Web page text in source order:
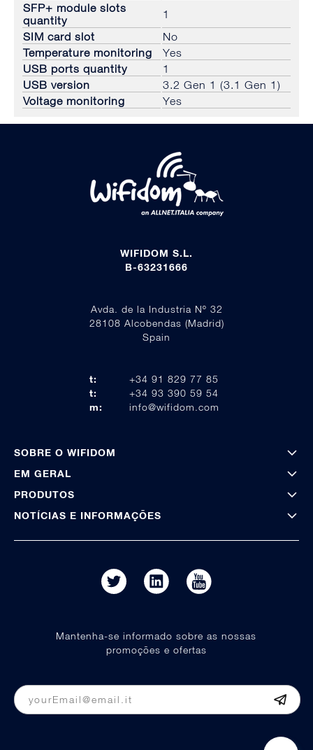
SFP+ module slots
quantity
1
SIM card slot
No
Temperature monitoring
Yes
USB ports quantity
1
USB version
3.2 Gen 1 (3.1 Gen 1)
Voltage monitoring
Yes
WIFIDOM S.L.
B-63231666
Avda. de la Industria Nº 32
28108 Alcobendas (Madrid)
Spain
t:
+34 91 829 77 85
t:
+34 93 390 59 54
m:
info@wifidom.com
SOBRE O WIFIDOM
EM GERAL
PRODUTOS
NOTÍCIAS E INFORMAÇÕES
Mantenha-se informado sobre as nossas
promoções e ofertas